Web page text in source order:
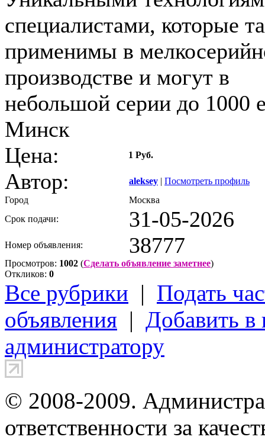
специалистами, которые
применимы в
производстве и могут в
небольшой серии до 1000
Минск
Цена:
1 Руб.
Автор: aleksey | Посмотреть профиль
Город
Москва
Срок подачи:
31-05-2026
Номер объявления: 38777
Просмотров: 1002 (Сделать объявление заметнее)
Откликов: 0
Все рубрики | Подать
объявления | Добавить в
администратору
© 2008-2009.
ответственности за